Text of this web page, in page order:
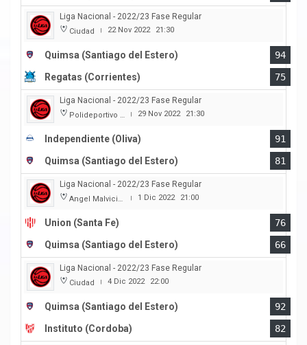
Liga Nacional - 2022/23 Fase Regular
Ciudad | 22 Nov 2022 21:30
Quimsa (Santiago del Estero)
94
Regatas (Corrientes)
75
Liga Nacional - 2022/23 Fase Regular
Polideportivo Independiente | 29 Nov 2022 21:30
Independiente (Oliva)
91
Quimsa (Santiago del Estero)
81
Liga Nacional - 2022/23 Fase Regular
Angel Malvicino | 1 Dic 2022 21:00
Union (Santa Fe)
76
Quimsa (Santiago del Estero)
66
Liga Nacional - 2022/23 Fase Regular
Ciudad | 4 Dic 2022 22:00
Quimsa (Santiago del Estero)
92
Instituto (Cordoba)
82